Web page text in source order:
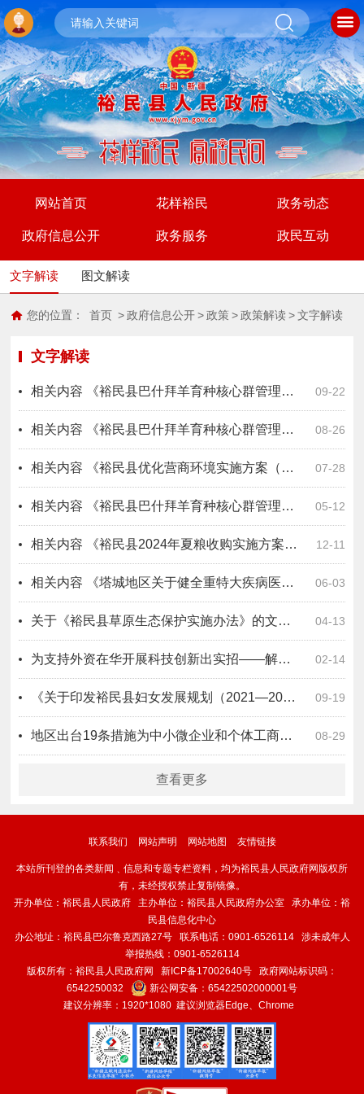
网站首页 花样裕民 政务动态
政府信息公开 政务服务 政民互动
文字解读 图文解读
您的位置： 首页 > 政府信息公开 > 政策 > 政策解读 > 文字解读
文字解读
09-22
相关内容 《裕民县巴什拜羊育种核心群管理实施办法》音频解读
08-26
相关内容 《裕民县巴什拜羊育种核心群管理实施办法》问答解读
07-28
相关内容 《裕民县优化营商环境实施方案（修订版）》文字解读
05-12
相关内容 《裕民县巴什拜羊育种核心群管理实施办法》文字解读
12-11
相关内容 《裕民县2024年夏粮收购实施方案》政策解读
06-03
相关内容 《塔城地区关于健全重特大疾病医疗保险和救助制度的实施方案》政策解读
04-13
关于《裕民县草原生态保护实施办法》的文件解读
02-14
为支持外资在华开展科技创新出实招——解读鼓励外商投资设立研发中心若干措施
09-19
《关于印发裕民县妇女发展规划（2021—2025年）和裕民县儿童发展规划（2021—2025年）的通知》的政策解读
08-29
地区出台19条措施为中小微企业和个体工商户纾困解难
查看更多
联系我们 网站声明 网站地图 友情链接
本站所刊登的各类新闻﹑信息和专题专栏资料，均为裕民县人民政府网版权所
有，未经授权禁止复制镜像。
开办单位：裕民县人民政府 主办单位：裕民县人民政府办公室 承办单位：裕
民县信息化中心
办公地址：裕民县巴尔鲁克西路27号 联系电话：0901-6526114 涉未成年人
举报热线：0901-6526114
版权所有：裕民县人民政府网 新ICP备17002640号 政府网站标识码：
6542250032
新公网安备： 65422502000001号
建议分辨率：1920*1080 建议浏览器Edge、Chrome